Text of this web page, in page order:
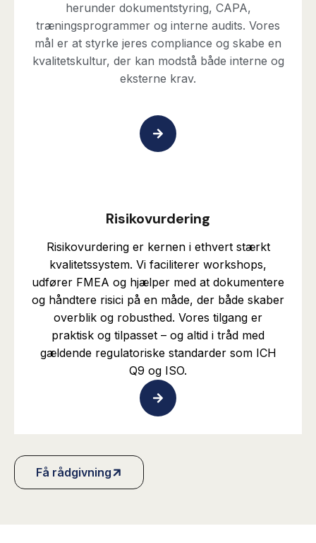
herunder dokumentstyring, CAPA,
træningsprogrammer og interne audits. Vores
mål er at styrke jeres compliance og skabe en
kvalitetskultur, der kan modstå både interne og
eksterne krav.
Risikovurdering
Risikovurdering er kernen i ethvert stærkt
kvalitetssystem. Vi faciliterer workshops,
udfører FMEA og hjælper med at dokumentere
og håndtere risici på en måde, der både skaber
overblik og robusthed. Vores tilgang er
praktisk og tilpasset – og altid i tråd med
gældende regulatoriske standarder som ICH
Q9 og ISO.
Få rådgivning